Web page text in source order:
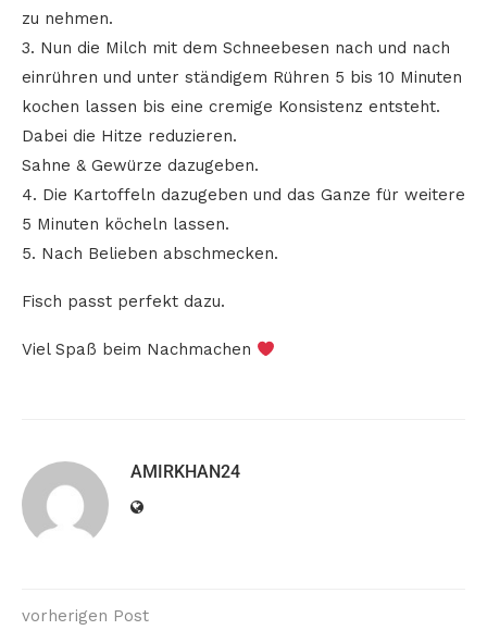
zu nehmen.
3. Nun die Milch mit dem Schneebesen nach und nach
einrühren und unter ständigem Rühren 5 bis 10 Minuten
kochen lassen bis eine cremige Konsistenz entsteht.
Dabei die Hitze reduzieren.
Sahne & Gewürze dazugeben.
4. Die Kartoffeln dazugeben und das Ganze für weitere
5 Minuten köcheln lassen.
5. Nach Belieben abschmecken.
Fisch passt perfekt dazu.
Viel Spaß beim Nachmachen
AMIRKHAN24
vorherigen Post